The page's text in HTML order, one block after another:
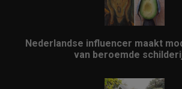
Nederlandse influencer maakt
van beroemde